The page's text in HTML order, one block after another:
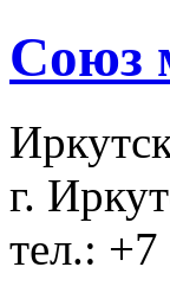
Союз
г.
тел.: